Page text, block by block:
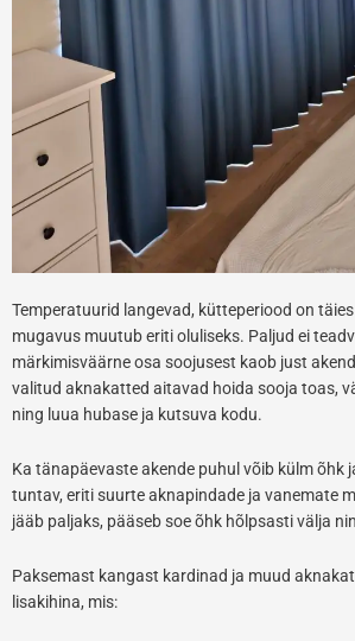
Temperatuurid langevad, kütteperiood on
mugavus muutub eriti oluliseks. Paljud ei
märkimisväärne osa soojusest kaob just
valitud aknakatted aitavad hoida sooja toas,
ning luua hubase ja kutsuva kodu.
Ka tänapäevaste akende puhul võib külm õhk
tuntav, eriti suurte aknapindade ja vanemate
jääb paljaks, pääseb soe õhk hõlpsasti välja
Paksemast kangast kardinad ja muud
lisakihina, mis: